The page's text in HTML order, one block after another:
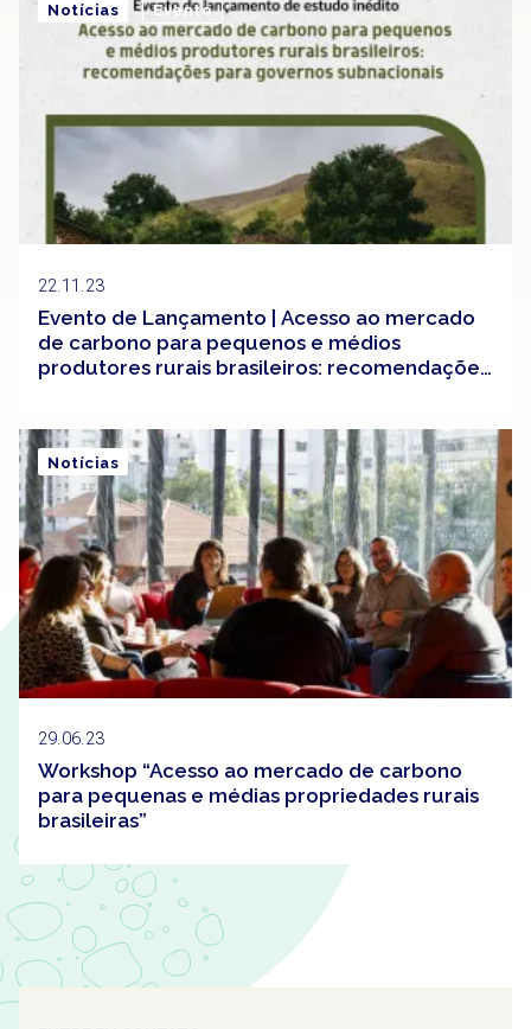
22.11.23
Evento de Lançamento | Acesso ao mercado
de carbono para pequenos e médios
produtores rurais brasileiros: recomendações
Notícias Evento
29.06.23
Workshop “Acesso ao mercado de carbono
para pequenas e médias propriedades rurais
brasileiras”
Notícias